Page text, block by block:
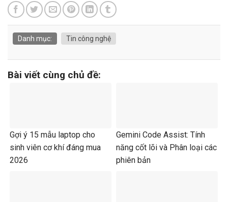
Danh mục: Tin công nghệ
Bài viết cùng chủ đề:
Gợi ý 15 mẫu laptop cho
sinh viên cơ khí đáng mua
2026
Gemini Code Assist: Tính
năng cốt lõi và Phân loại các
phiên bản